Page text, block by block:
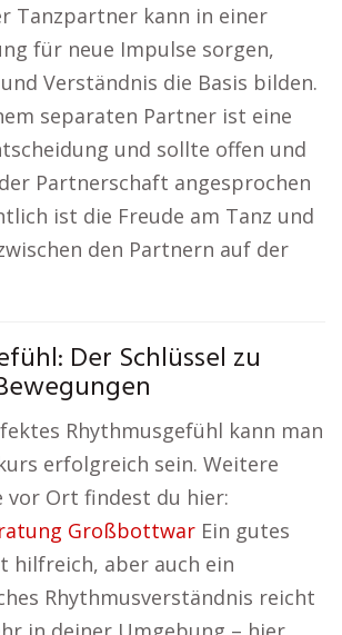
Tanzpartner kann in einer
für neue Impulse sorgen,
Verständnis die Basis bilden.
separaten Partner ist eine
und sollte offen und
Partnerschaft angesprochen
ist die Freude am Tanz und
den Partnern auf der
Der Schlüssel zu
Rhythmusgefühl kann man
erfolgreich sein. Weitere
vor Ort findest du hier:
Großbottwar Ein gutes
hilfreich, aber auch ein
Rhythmusverständnis reicht